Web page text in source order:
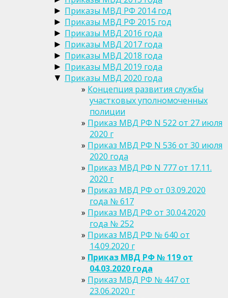
► Приказы МВД РФ 2014 год
► Приказы МВД РФ 2015 год
► Приказы МВД 2016 года
► Приказы МВД 2017 года
► Приказы МВД 2018 года
► Приказы МВД 2019 года
▼ Приказы МВД 2020 года
Концепция развития службы
участковых уполномоченных
полиции
Приказ МВД РФ N 522 от 27 июля
2020 г
Приказ МВД РФ N 536 от 30 июля
2020 года
Приказ МВД РФ N 777 от 17.11.
2020 г
Приказ МВД РФ от 03.09.2020
года № 617
Приказ МВД РФ от 30.04.2020
года № 252
Приказ МВД РФ № 640 от
14.09.2020 г
Приказ МВД РФ № 119 от
04.03.2020 года
Приказ МВД РФ № 447 от
23.06.2020 г